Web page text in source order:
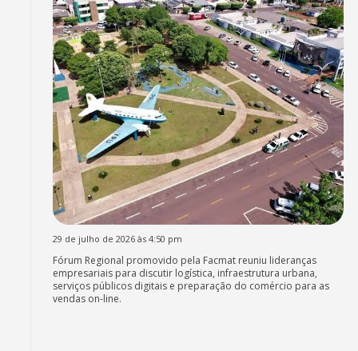
29 de julho de 2026 às 4:50 pm
Fórum Regional promovido pela Facmat reuniu lideranças
empresariais para discutir logística, infraestrutura urbana,
serviços públicos digitais e preparação do comércio para as
vendas on-line.